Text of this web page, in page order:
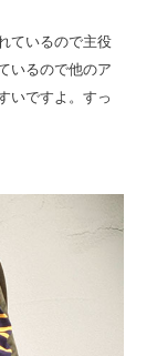
ているので主役
いるので他のア
いですよ。すっ